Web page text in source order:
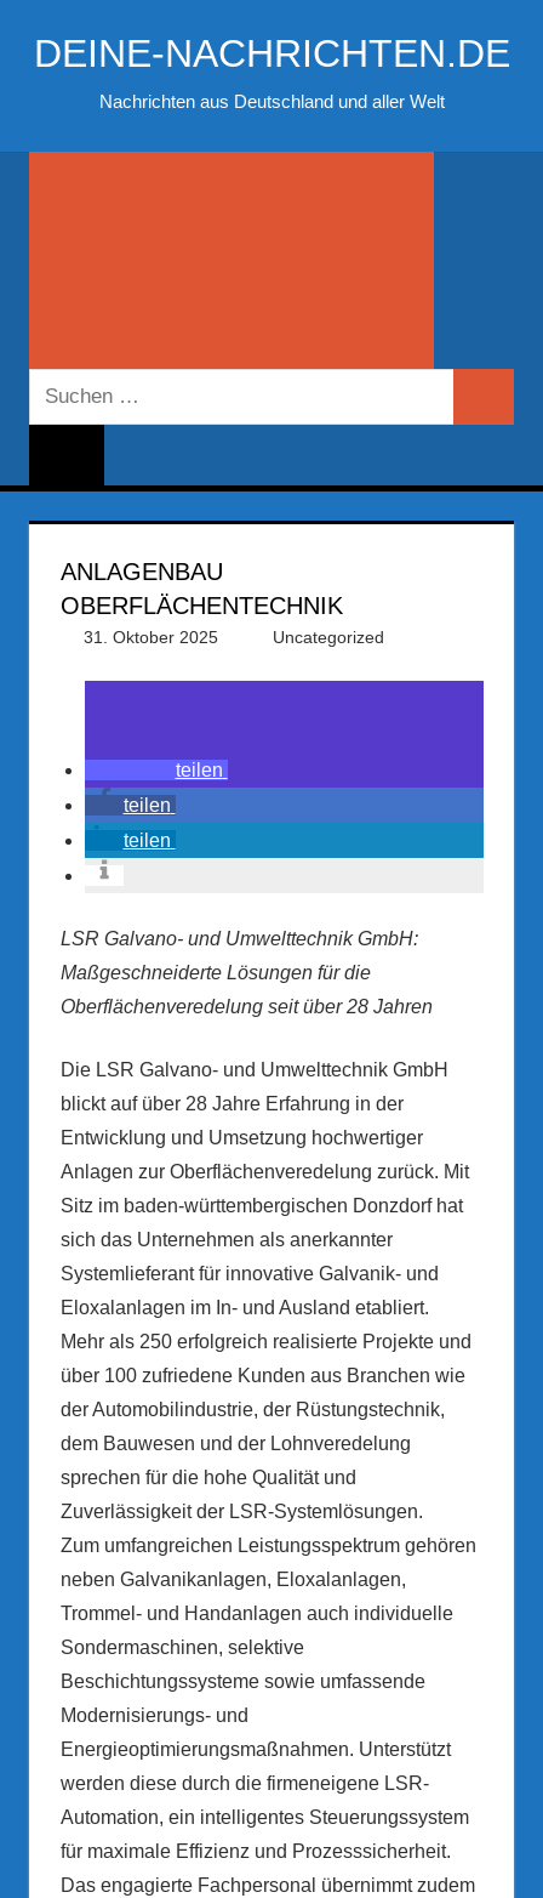
InhaltDEINE-NACHRICHTEN.DE
Nachrichten aus Deutschland und aller Welt
Suchen
nach:
ANLAGENBAU
OBERFLÄCHENTECHNIK
31. Oktober 2025 PRGateway
Uncategorized
teilen
teilen
teilen
LSR Galvano- und Umwelttechnik GmbH:
Maßgeschneiderte Lösungen für die
Oberflächenveredelung seit über 28 Jahren
Die LSR Galvano- und Umwelttechnik GmbH
blickt auf über 28 Jahre Erfahrung in der
Entwicklung und Umsetzung hochwertiger
Anlagen zur Oberflächenveredelung zurück. Mit
Sitz im baden-württembergischen Donzdorf hat
sich das Unternehmen als anerkannter
Systemlieferant für innovative Galvanik- und
Eloxalanlagen im In- und Ausland etabliert.
Mehr als 250 erfolgreich realisierte Projekte und
über 100 zufriedene Kunden aus Branchen wie
der Automobilindustrie, der Rüstungstechnik,
dem Bauwesen und der Lohnveredelung
sprechen für die hohe Qualität und
Zuverlässigkeit der LSR-Systemlösungen.
Zum umfangreichen Leistungsspektrum gehören
neben Galvanikanlagen, Eloxalanlagen,
Trommel- und Handanlagen auch individuelle
Sondermaschinen, selektive
Beschichtungssysteme sowie umfassende
Modernisierungs- und
Energieoptimierungsmaßnahmen. Unterstützt
werden diese durch die firmeneigene LSR-
Automation, ein intelligentes Steuerungssystem
für maximale Effizienz und Prozesssicherheit.
Das engagierte Fachpersonal übernimmt zudem